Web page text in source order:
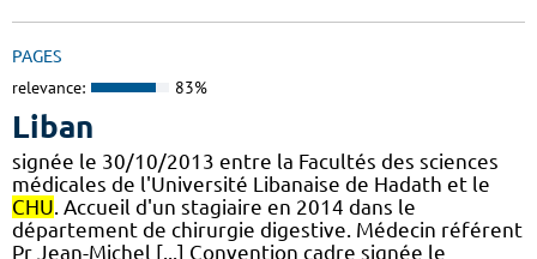
PAGES
relevance: 83%
Liban
signée le 30/10/2013 entre la Facultés des sciences
médicales de l'Université Libanaise de Hadath et le
CHU. Accueil d'un stagiaire en 2014 dans le
département de chirurgie digestive. Médecin référent
Pr Jean-Michel [...] Convention cadre signée le